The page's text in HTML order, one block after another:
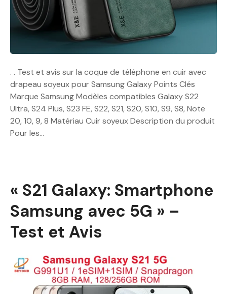
. . Test et avis sur la coque de téléphone en cuir avec
drapeau soyeux pour Samsung Galaxy Points Clés
Marque Samsung Modèles compatibles Galaxy S22
Ultra, S24 Plus, S23 FE, S22, S21, S20, S10, S9, S8, Note
20, 10, 9, 8 Matériau Cuir soyeux Description du produit
Pour les…
« S21 Galaxy: Smartphone
Samsung avec 5G » –
Test et Avis